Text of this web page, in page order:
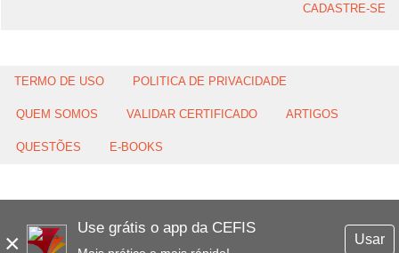
×
Use grátis o app da CEFIS
Usar
CADASTRE-SE
TERMO DE USO POLITICA DE PRIVACIDADE
QUEM SOMOS VALIDAR CERTIFICADO ARTIGOS
QUESTÕES E-BOOKS